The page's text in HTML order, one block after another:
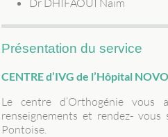
Dr DHIFAOUI Naim
Présentation du service
CENTRE d’IVG de l’Hôpital NOVO
Le centre d’Orthogénie
renseignements et rendez-
Pontoise.